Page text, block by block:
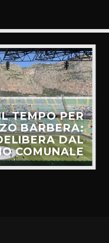
TEMPO PER
BARBERA:
DAL
COMUNALE